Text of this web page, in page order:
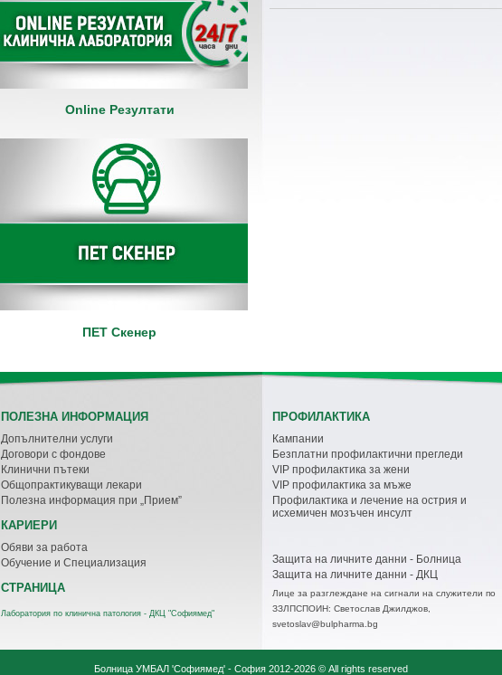
Online Резултати
ПЕТ Скенер
ПОЛЕЗНА ИНФОРМАЦИЯ
Допълнителни услуги
Договори с фондове
Клинични пътеки
Общопрактикуващи лекари
Полезна информация при „Прием”
КАРИЕРИ
Обяви за работа
Обучение и Специализация
СТРАНИЦА
Лаборатория по клинична патология - ДКЦ "Софиямед"
ПРОФИЛАКТИКА
Кампании
Безплатни профилактични прегледи
VIP профилактика за жени
VIP профилактика за мъже
Профилактика и лечение на острия и
исхемичен мозъчен инсулт
Защита на личните данни - Болница
Защита на личните данни - ДКЦ
Лице за разглеждане на сигнали на служители по
ЗЗЛПСПОИН: Светослав Джилджов,
svetoslav@bulpharma.bg
Болница УМБАЛ 'Софиямед' - София2012-2026 © All rights reserved